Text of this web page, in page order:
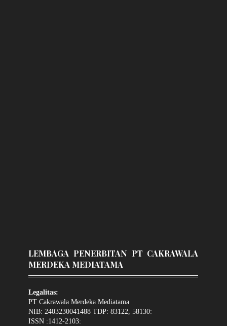
LEMBAGA PENERBITAN PT CAKRAWALA
MERDEKA MEDIATAMA
Legalitas:
PT Cakrawala Merdeka Mediatama
NIB: 2403230041488 TDP: 83122, 58130:
ISSN :1412-2103: